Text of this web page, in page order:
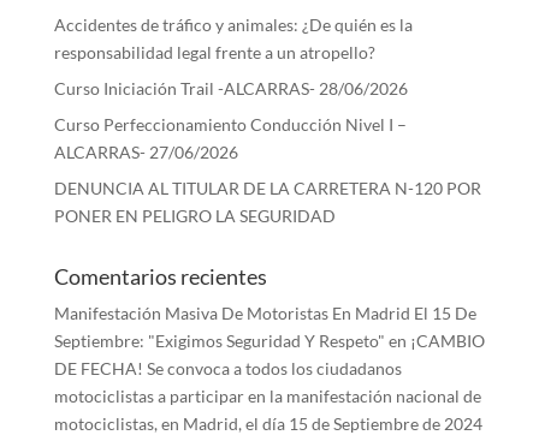
Accidentes de tráfico y animales: ¿De quién es la
responsabilidad legal frente a un atropello?
Curso Iniciación Trail -ALCARRAS- 28/06/2026
Curso Perfeccionamiento Conducción Nivel I –
ALCARRAS- 27/06/2026
DENUNCIA AL TITULAR DE LA CARRETERA N-120 POR
PONER EN PELIGRO LA SEGURIDAD
Comentarios recientes
Manifestación Masiva De Motoristas En Madrid El 15 De
Septiembre: "Exigimos Seguridad Y Respeto" en ¡CAMBIO
DE FECHA! Se convoca a todos los ciudadanos
motociclistas a participar en la manifestación nacional de
motociclistas, en Madrid, el día 15 de Septiembre de 2024